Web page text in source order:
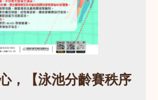
，【泳池分齡賽秩序